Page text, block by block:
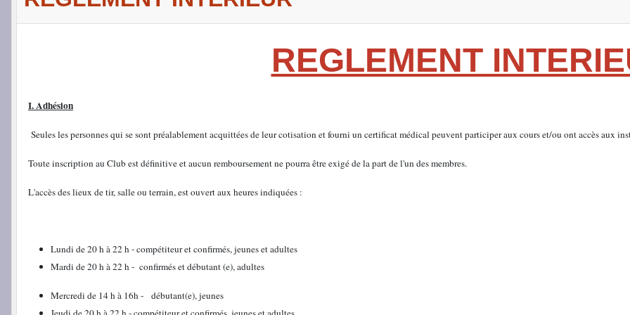
REGLEMENT
I.Adhésion
Seules les personnes qui se sont préalablement acquittées de leur cotisation et fourni un certificat médical peuvent participer aux cours et/ou ont accès aux
Toute inscription au Club est définitive et aucun remboursement ne pourra être exigé de la part de l'un des membres.
L'accès des lieux de tir, salle ou terrain, est ouvert aux heures indiquées :
Lundi de 20 h à 22 h - compétiteur et confirmés, jeunes et adultes
Mardi de 20 h à 22 h - confirmés et débutant (e), adultes
Mercredi de 14 h à 16h - débutant(e), jeunes